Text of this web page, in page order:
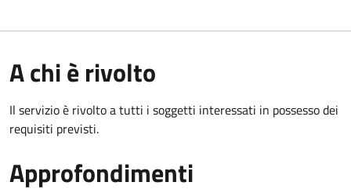
A chi è rivolto
Il servizio è rivolto a tutti i soggetti interessati in possesso dei
requisiti previsti.
Approfondimenti